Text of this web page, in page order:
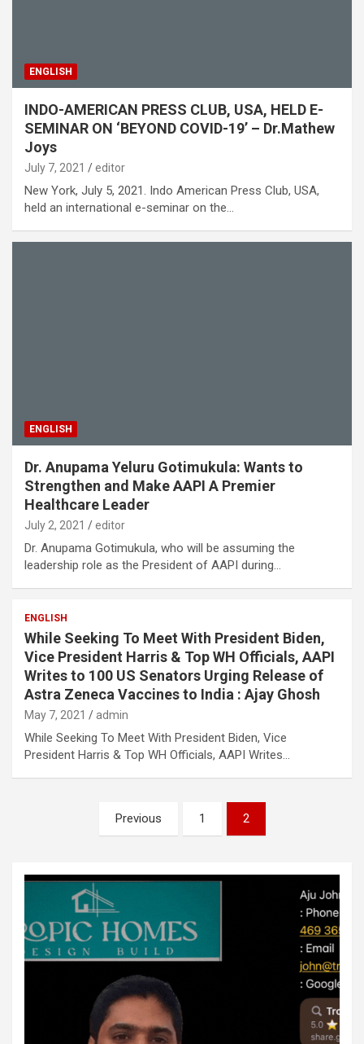
ENGLISH
INDO-AMERICAN PRESS CLUB, USA, HELD E-
SEMINAR ON ‘BEYOND COVID-19’ – Dr.Mathew
Joys
July 7, 2021 editor
New York, July 5, 2021. Indo American Press Club, USA,
held an international e-seminar on the…
ENGLISH
Dr. Anupama Yeluru Gotimukula: Wants to
Strengthen and Make AAPI A Premier
Healthcare Leader
July 2, 2021 editor
Dr. Anupama Gotimukula, who will be assuming the
leadership role as the President of AAPI during…
ENGLISH
While Seeking To Meet With President Biden,
Vice President Harris & Top WH Officials, AAPI
Writes to 100 US Senators Urging Release of
Astra Zeneca Vaccines to India : Ajay Ghosh
May 7, 2021 admin
While Seeking To Meet With President Biden, Vice
President Harris & Top WH Officials, AAPI Writes…
pagination
Previous 1 2